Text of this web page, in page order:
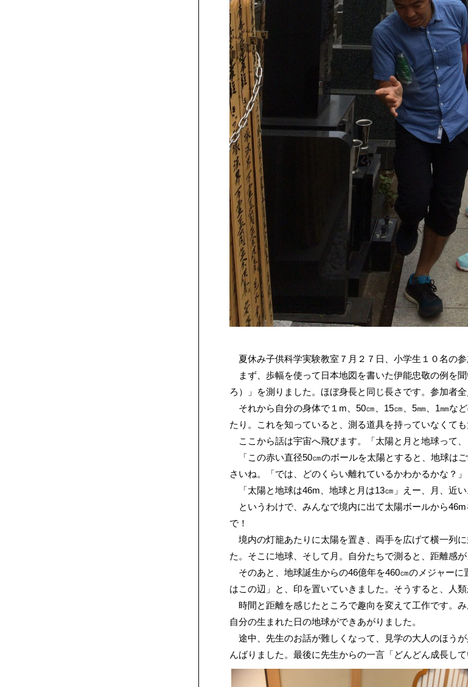
夏休み子供科学実験教室７月２７日、小学生１０名の参
まず、歩幅を使って日本地図を書いた伊能忠敬の例を
ろ）」を測りました。ほぼ身長と同じ長さです。参加者
それから自分の身体で１m、50㎝、15㎝、5㎜、1㎜な
たり。これを知っていると、測る道具を持っていなくて
ここから話は宇宙へ飛びます。「太陽と月と地球って
「この赤い直径50㎝のボールを太陽とすると、地球は
さいね。「では、どのくらい離れているかわかるかな？」
「太陽と地球は46m、地球と月は13㎝」えー、月、近い
というわけで、みんなで境内に出て太陽ボールから
で！
境内の灯籠あたりに太陽を置き、両手を広げて横一列
た。そこに地球、そして月。自分たちで測ると、距離感が
そのあと、地球誕生からの46億年を460㎝のメジャー
はこの辺」と、印を置いていきました。そうすると、人
時間と距離を感じたところで趣向を変えて工作です。
自分の生まれた日の地球ができあがりました。
途中、先生のお話が難しくなって、見学の大人のほう
んばりました。最後に先生からの一言「どんどん成長し